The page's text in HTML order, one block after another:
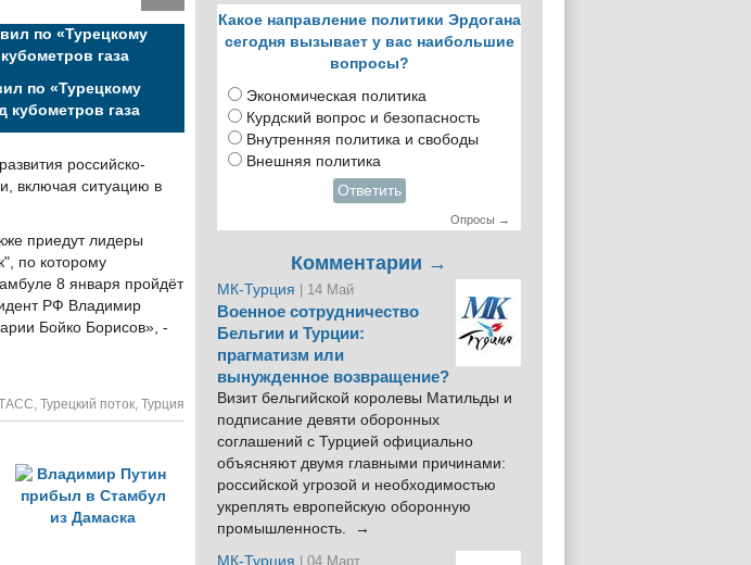
по «Турецкому
кубометров газа
российско-
включая ситуацию в
приедут лидеры
по которому
8 января пройдёт
РФ Владимир
Бойко Борисов», -
, Турецкий поток, Турция
Какое направление политики Эрдогана
сегодня вызывает у вас наибольшие
вопросы?
Экономическая политика
Курдский вопрос и безопасность
Внутренняя политика и свободы
Внешняя политика
Ответить
Опросы →
Комментарии →
МК-Турция | 14 Май
Военное сотрудничество
Бельгии и Турции:
прагматизм или
вынужденное возвращение?
Визит бельгийской королевы Матильды и
подписание девяти оборонных
соглашений с Турцией официально
объясняют двумя главными причинами:
российской угрозой и необходимостью
укреплять европейскую оборонную
промышленность. →
МК-Турция
| 04 Март